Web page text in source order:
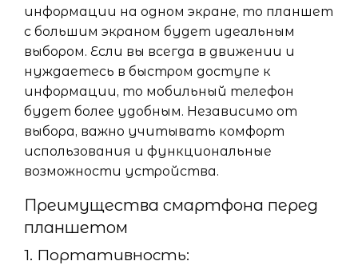
информации на одном экране, то планшет
с большим экраном будет идеальным
выбором. Если вы всегда в движении и
нуждаетесь в быстром доступе к
информации, то мобильный телефон
будет более удобным. Независимо от
выбора, важно учитывать комфорт
использования и функциональные
возможности устройства.
Преимущества смартфона перед
планшетом
1. Портативность: